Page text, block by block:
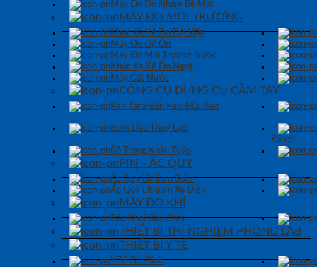
Máy Đo Độ Nhám Bề Mặt
MÁY ĐO MÔI TRƯỜNG
Khúc Xạ Kế Đo Độ Mặn
Máy Đo Độ Ồn
Máy Đo Môi Trường Nước
Khúc Xạ Kế Đo Ngọt
Máy Cất Nước
CÔNG CỤ DỤNG CỤ CẦM TAY
Ren Taro-Bàn Ren-Mũi Ren
Bơm Dầu Thuỷ Lực
Răng)
Bộ Tròng Khẩu Tuýp
PIN – ẮC QUY
Ắc Quy Lithium Solar
Ắc Quy Lithium Xe Điện
MÁY ĐO KHÍ
Báo Khói Báo Cháy
THIẾT BỊ THÍ NGHIỆM PHÒNG LAB
THIẾT BỊ Y TẾ
Y Tế Gia Đình